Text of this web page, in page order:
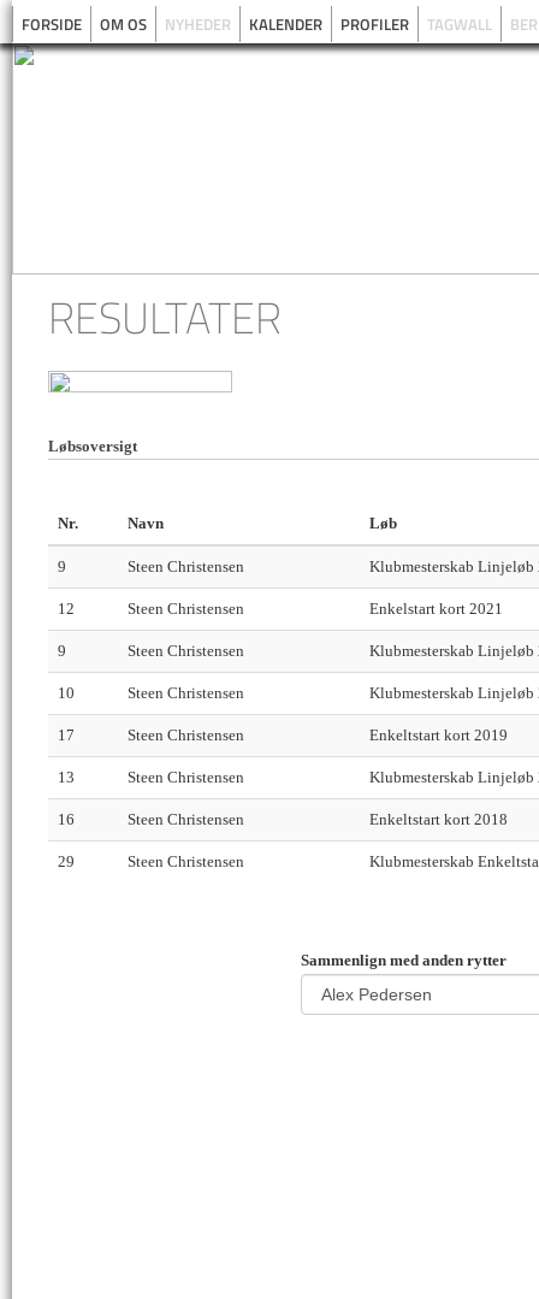
FORSIDE OM OS NYHEDER KALENDER PROFILER TAGWALL
RESULTATER
Løbsoversigt
Nr. Navn Løb
9 Steen Christensen Klubmesterskab Linjeløb
12 Steen Christensen Enkelstart kort 2021
9 Steen Christensen Klubmesterskab Linjeløb
10 Steen Christensen Klubmesterskab Linjeløb
17 Steen Christensen Enkeltstart kort 2019
13 Steen Christensen Klubmesterskab Linjeløb
16 Steen Christensen Enkeltstart kort 2018
29 Steen Christensen Klubmesterskab
Sammenlign med anden rytter